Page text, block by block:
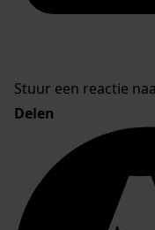
Stuur een reactie
Delen